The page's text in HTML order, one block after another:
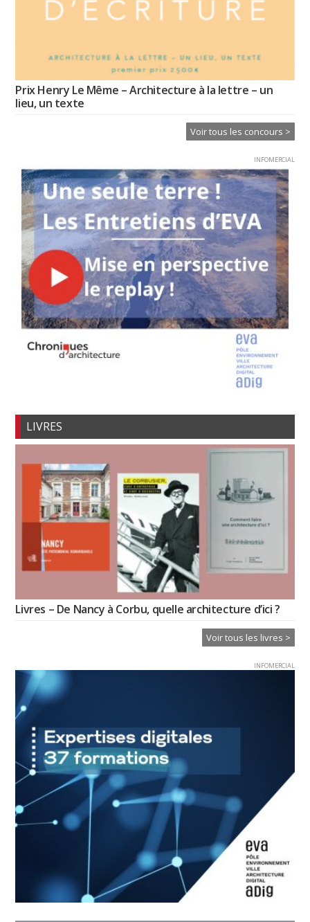
Prix Henry Le Même – Architecture à la lettre – un
lieu, un texte
Voir tous les concours >
INFOMERCIAL
LIVRES
Livres – De Nancy à Corbu, quelle architecture d’ici ?
Voir tous les livres >
INFOMERCIAL